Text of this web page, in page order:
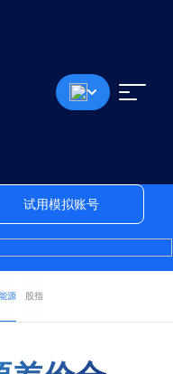
试用模拟账号
源 股指